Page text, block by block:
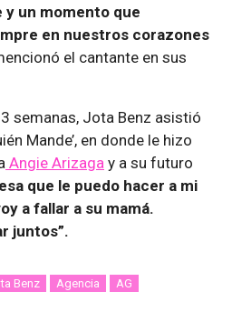
y un momento que
en nuestros corazones
el cantante en sus
semanas, Jota Benz asistió
Mande’, en donde le hizo
Angie Arizaga y a su futuro
que le puedo hacer a mi
a fallar a su mamá.
juntos”.
Benz Agencia AG